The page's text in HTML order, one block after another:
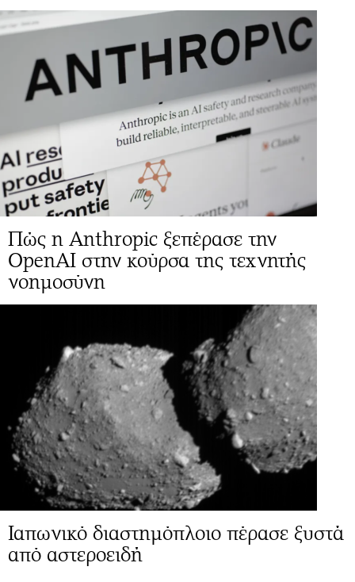
Πώς η Anthropic ξεπέρασε την
OpenAI στην κούρσα της τεχνητής
νοημοσύνη
Ιαπωνικό διαστημόπλοιο πέρασε ξυστά
από αστεροειδή